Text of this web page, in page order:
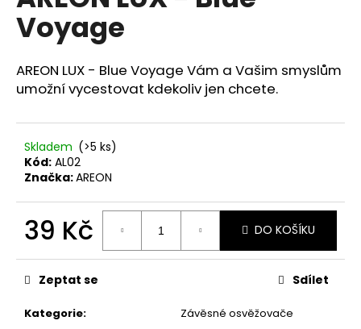
0,0
z
hvězdiček.
Voyage
AREON LUX - Blue Voyage Vám a Vašim smyslům
umožní vycestovat kdekoliv jen chcete.
Skladem (>5 ks)
Kód: AL02
Značka:AREON
39 Kč
cena:
DO KOŠÍKU
Kategorie: Závěsné osvěžovače
Zeptat se Sdílet
a
j
í
t
D
o
o